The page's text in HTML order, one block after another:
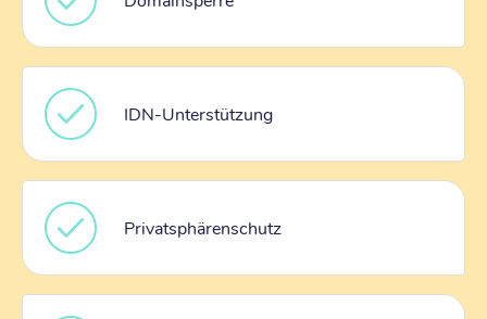
IDN-Unterstützung
Privatsphärenschutz